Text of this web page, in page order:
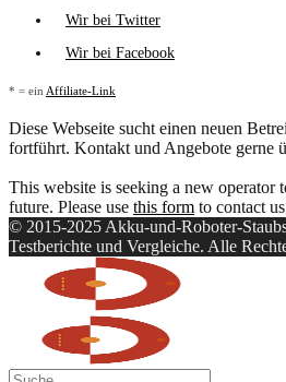
Wir bei Twitter
Wir bei Facebook
* = ein Affiliate-Link
Diese Webseite sucht einen neuen
fortführt. Kontakt und Angebote gerne
This website is seeking a new operator
future. Please use this form to contact
© 2015-2025 Akku-und-Roboter-
Testberichte und Vergleiche. Alle